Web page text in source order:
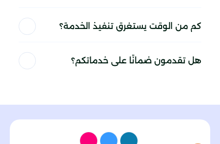
كم من الوقت يستغرق تنفيذ الخدمة؟
هل تقدمون ضمانًا على خدماتكم؟